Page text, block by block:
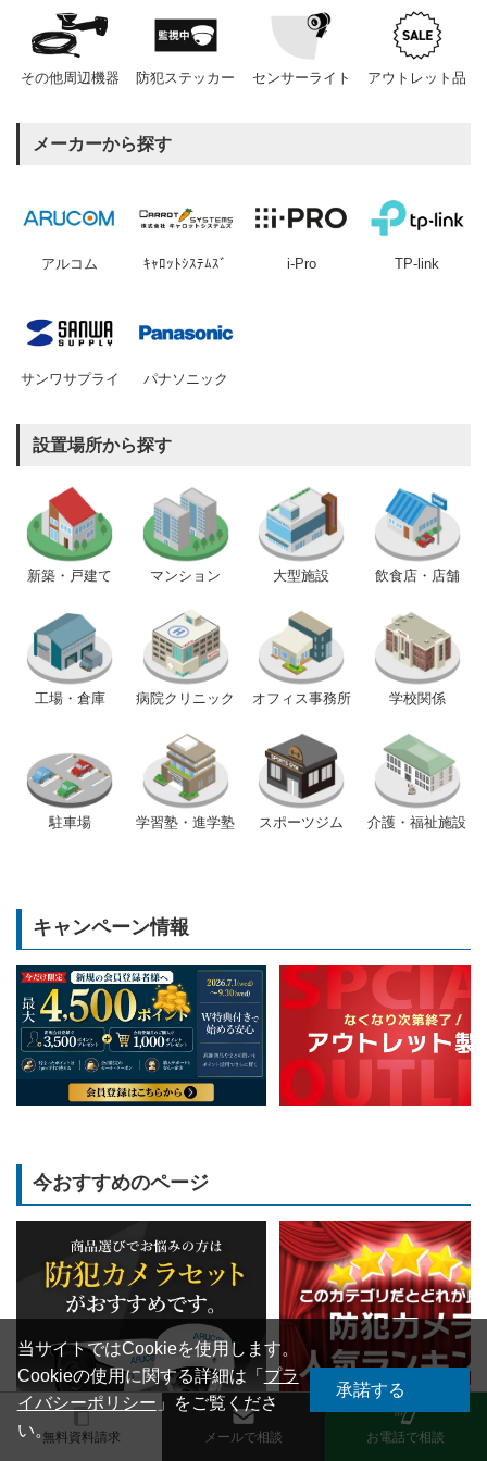
その他周辺機器 防犯ステッカー センサーライト アウトレット品
メーカーから探す
アルコム ｷｬﾛｯﾄｼｽﾃﾑｽﾞ i-Pro TP-link
サンワサプライ パナソニック
設置場所から探す
新築・戸建て マンション 大型施設 飲食店・店舗
工場・倉庫 病院クリニック オフィス事務所 学校関係
駐車場 学習塾・進学塾 スポーツジム 介護・福祉施設
キャンペーン情報
今おすすめのページ
無料資料請求 メールで相談 お電話で相談
当サイトではCookieを使用します。
Cookieの使用に関する詳細は「 プラ
イバシーポリシー 」をご覧くださ
い。
承諾する